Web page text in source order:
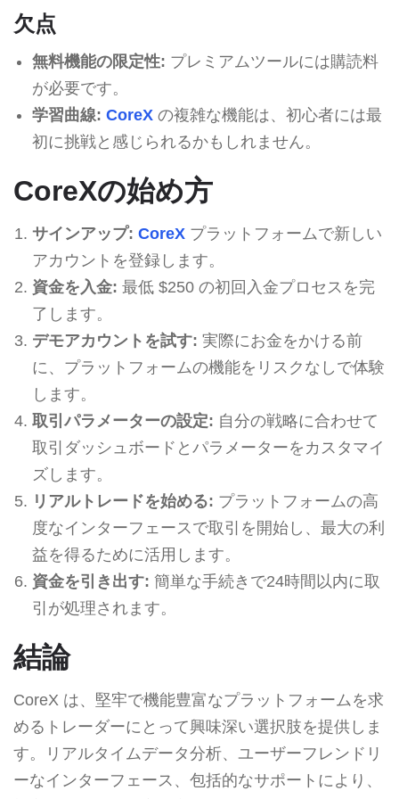
欠点
無料機能の限定性: プレミアムツールには購読料
が必要です。
学習曲線: CoreXの複雑な機能は、初心者には最
初に挑戦と感じられるかもしれません。
CoreXの始め方
サインアップ: CoreXプラットフォームで新しい
アカウントを登録します。
資金を入金: 最低 $250 の初回入金プロセスを完
了します。
デモアカウントを試す: 実際にお金をかける前
に、プラットフォームの機能をリスクなしで体験
します。
取引パラメーターの設定: 自分の戦略に合わせて
取引ダッシュボードとパラメーターをカスタマイ
ズします。
リアルトレードを始める: プラットフォームの高
度なインターフェースで取引を開始し、最大の利
益を得るために活用します。
資金を引き出す: 簡単な手続きで24時間以内に取
引が処理されます。
結論
CoreX は、堅牢で機能豊富なプラットフォームを求
めるトレーダーにとって興味深い選択肢を提供しま
す。リアルタイムデータ分析、ユーザーフレンドリ
ーなインターフェース、包括的なサポートにより、